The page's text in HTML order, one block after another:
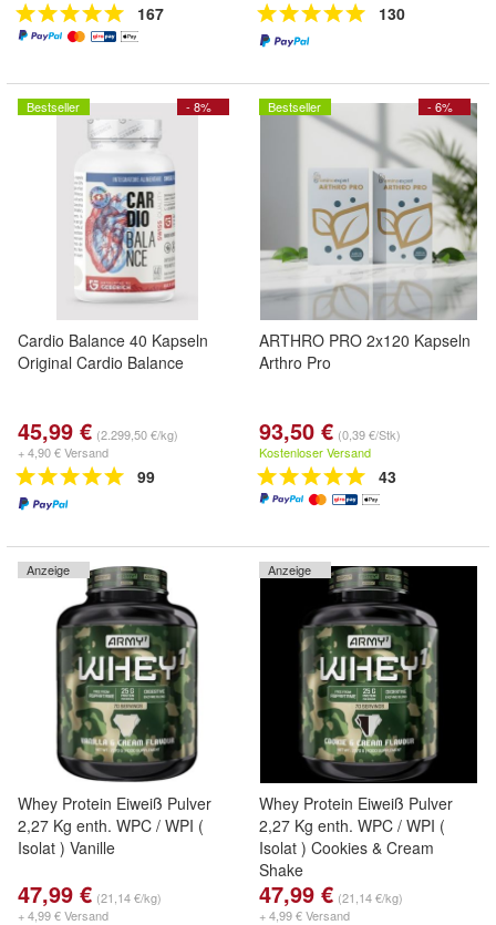
167 130
- 8%
Bestseller
Cardio Balance 40 Kapseln
Original Cardio Balance
45,99 € (2.299,50 €/kg)
+ 4,90 € Versand
99
- 6%
Bestseller
ARTHRO PRO 2x120 Kapseln
Arthro Pro
93,50 € (0,39 €/Stk)
Kostenloser Versand
43
Anzeige
Whey Protein Eiweiß Pulver
2,27 Kg enth. WPC / WPI (
Isolat ) Vanille
47,99 € (21,14 €/kg)
+ 4,99 € Versand
Anzeige
Whey Protein Eiweiß Pulver
2,27 Kg enth. WPC / WPI (
Isolat ) Cookies & Cream
Shake
47,99 € (21,14 €/kg)
+ 4,99 € Versand